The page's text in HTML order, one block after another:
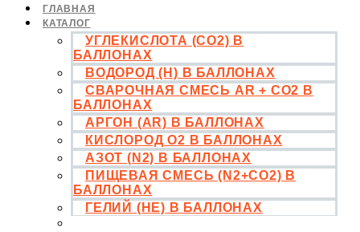
ГЛАВНАЯ
КАТАЛОГ
УГЛЕКИСЛОТА (CO2) В
БАЛЛОНАХ
ВОДОРОД (H) В БАЛЛОНАХ
СВАРОЧНАЯ СМЕСЬ AR + CO2 В
БАЛЛОНАХ
АРГОН (AR) В БАЛЛОНАХ
КИСЛОРОД O2 В БАЛЛОНАХ
АЗОТ (N2) В БАЛЛОНАХ
ПИЩЕВАЯ СМЕСЬ (N2+CO2) В
БАЛЛОНАХ
ГЕЛИЙ (HE) В БАЛЛОНАХ